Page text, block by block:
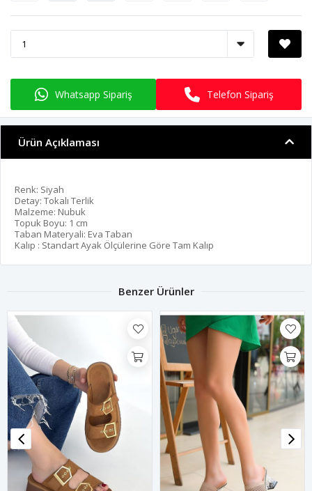
Whatsapp Sipariş Telefon Sipariş
Ürün Açıklaması
Renk: Siyah
Detay: Tokalı Terlik
Malzeme: Nubuk
Topuk Boyu: 1 cm
Taban Materyali: Eva Taban
Kalıp : Standart Ayak Ölçülerine Göre Tam Kalıp
Benzer Ürünler